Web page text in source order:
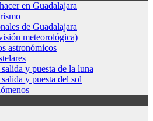
en Guadalajara
de Guadalajara
meteorológica)
astronómicos
y puesta de la luna
y puesta del sol